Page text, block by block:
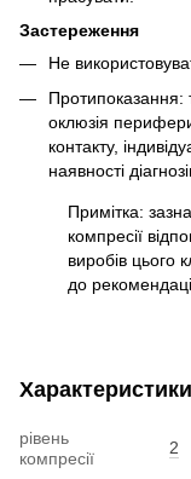
Застереження
Не
Протипоказання:
оклюзія
контакту,
наявності
Примітка:
компресії
виробів цього
до
Характеристики
рівень
компресії
2